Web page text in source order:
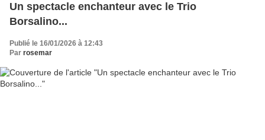
Un spectacle enchanteur avec le Trio
Borsalino...
Publié le 16/01/2026 à 12:43
Par rosemar